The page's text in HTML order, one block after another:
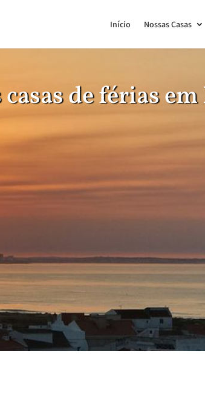
Início Nossas Casas
de férias em